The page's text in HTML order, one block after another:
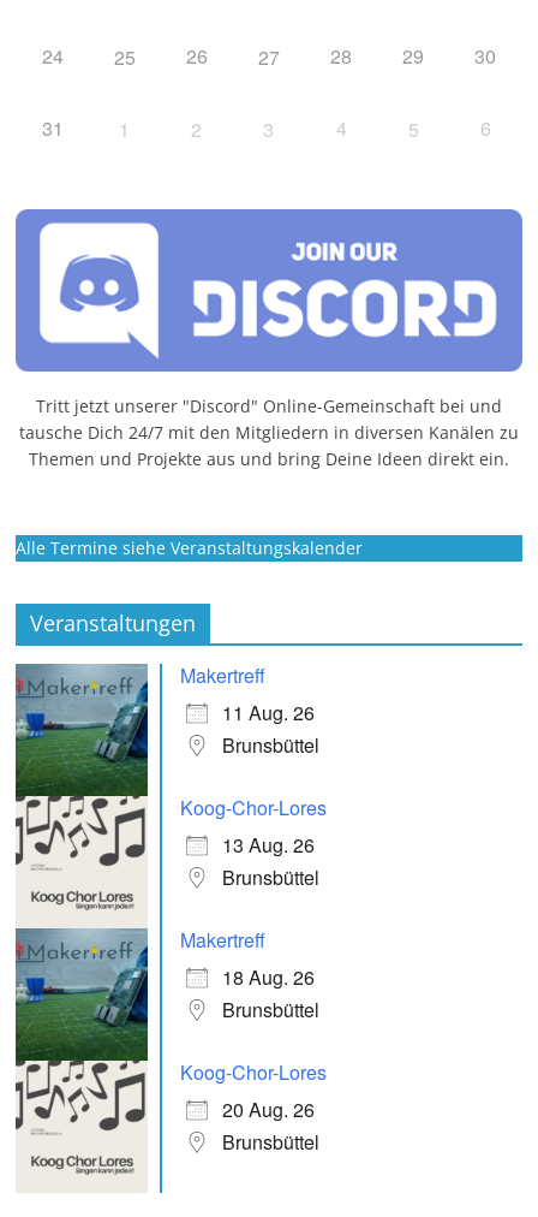
24 25 26 27 28 29 30
31 1 2 3 4 5 6
Tritt jetzt unserer "Discord" Online-Gemeinschaft bei und
tausche Dich 24/7 mit den Mitgliedern in diversen Kanälen zu
Themen und Projekte aus und bring Deine Ideen direkt ein.
Alle Termine siehe Veranstaltungskalender
Veranstaltungen
Makertreff
11 Aug. 26
Brunsbüttel
Koog-Chor-Lores
13 Aug. 26
Brunsbüttel
Makertreff
18 Aug. 26
Brunsbüttel
Koog-Chor-Lores
20 Aug. 26
Brunsbüttel